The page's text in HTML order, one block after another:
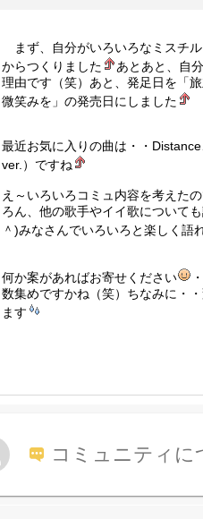
まず、自分がいろいろなミスチ
からつくりました
あとあと、自
理由です（笑）あと、発足日を「
微笑みを」の発売日にしました
最近お気に入りの曲は・・
ver.）ですね
え～いろいろコミュ内容を考えた
ろん、他の歌手やイイ歌について
＾)みなさんでいろいろと楽しく語
何か案があればお寄せください
数集めですかね（笑）ちなみに・
ます
コミュニティに